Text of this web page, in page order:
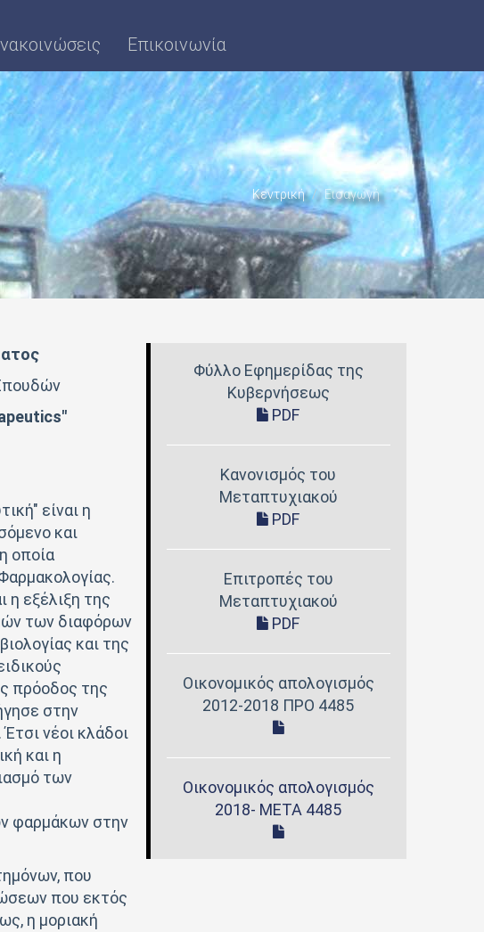
Επικοινωνία
Κεντρική Εισαγωγή
είναι η
και
οποία
η εξέλιξη της
των διαφόρων
και της
πρόοδος της
στην
νέοι κλάδοι
και η
των
φαρμάκων στην
που
που εκτός
η μοριακή
Φύλλο Εφημερίδας της
Κυβερνήσεως
PDF
Κανονισμός του
Μεταπτυχιακού
PDF
Επιτροπές του
Μεταπτυχιακού
PDF
Οικονομικός απολογισμός
2012-2018 ΠΡΟ 4485
Οικονομικός απολογισμός
2018- ΜΕΤΑ 4485